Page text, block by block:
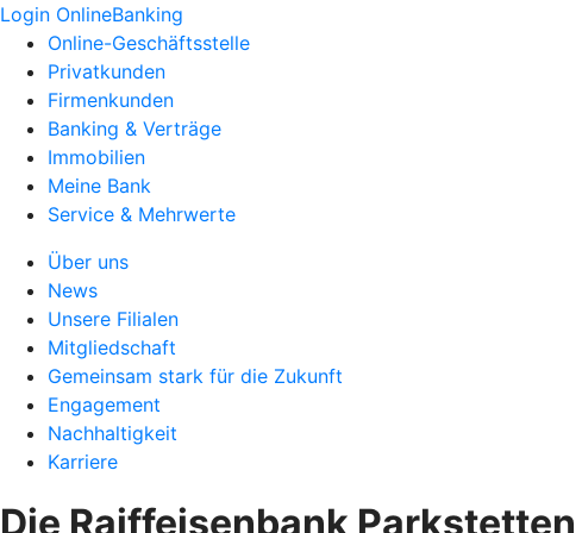
Login OnlineBanking
Online-Geschäftsstelle
Privatkunden
Firmenkunden
Banking & Verträge
Immobilien
Meine Bank
Service & Mehrwerte
Über uns
News
Unsere Filialen
Mitgliedschaft
Gemeinsam stark für die Zukunft
Engagement
Nachhaltigkeit
Karriere
Die Raiffeisenbank